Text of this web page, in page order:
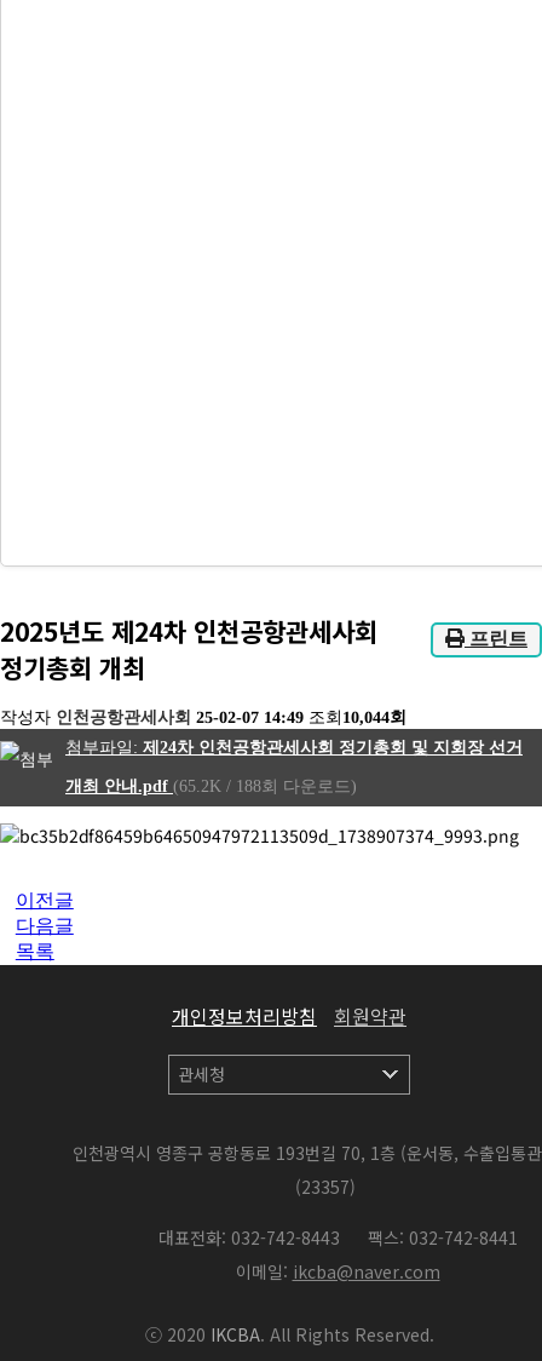
프린트
2025년도 제24차 인천공항관세사회
정기총회 개최
작성자 인천공항관세사회 25-02-07 14:49조회 10,044회
제24차 인천공항관세사회 정기총회 및 지회장 선거
개최 안내.pdf (65.2K / 188회 다운로드)
이전글
다음글
목록
개인정보처리방침 회원약관
인천광역시 영종구 공항동로 193번길 70, 1층 (운서동, 수출입통
(23357)
대표전화: 032-742-8443
팩스: 032-742-8441
이메일: ikcba@naver.com
ⓒ 2020 IKCBA. All Rights Reserved.